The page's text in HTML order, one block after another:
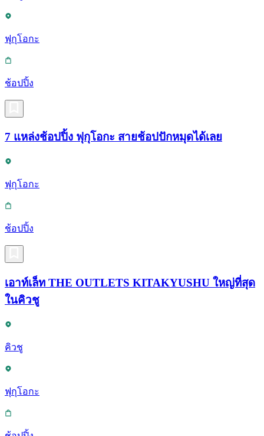
ฟุกุโอกะ
ช้อปปิ้ง
7 แหล่งช้อปปิ้ง ฟุกุโอกะ สายช้อปปักหมุดได้เลย
ฟุกุโอกะ
ช้อปปิ้ง
เอาท์เล็ท THE OUTLETS KITAKYUSHU ใหญ่ที่สุด
ในคิวชู
คิวชู
ฟุกุโอกะ